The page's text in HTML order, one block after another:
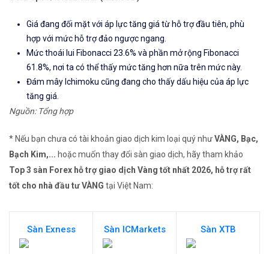
Giá đang đối mặt với áp lực tăng giá từ hỗ trợ đầu tiên, phù
hợp với mức hỗ trợ đảo ngược ngang.
Mức thoái lui Fibonacci 23.6% và phần mở rộng Fibonacci
61.8%, nơi ta có thể thấy mức tăng hơn nữa trên mức này.
Đám mây Ichimoku cũng đang cho thấy dấu hiệu của áp lực
tăng giá.
Nguồn: Tổng hợp
* Nếu bạn chưa có tài khoản giao dịch kim loại quý nhưVÀNG, Bạc,
Bạch Kim,... hoặc muốn thay đổi sàn giao dịch, hãy tham khảo
Top 3 sàn Forex hỗ trợ giao dịch Vàng tốt nhất 2026, hỗ trợ rất
tốt cho nhà đầu tư VÀNG tại Việt Nam:
Sàn Exness Sàn ICMarkets Sàn XTB